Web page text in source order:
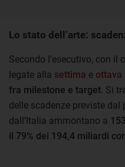
Lo stato dell’arte:
Secondo l’esecutivo, con il
legate alla settima e ottava
fra milestone e target . Si
delle scadenze previste
dall’Italia ammontano a
il 79% dei 194,4 miliardi